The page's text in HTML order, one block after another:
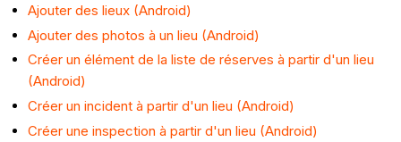
Ajouter des lieux (Android)
Ajouter des photos à un lieu (Android)
Créer un élément de la liste de réserves à partir d'un lieu
(Android)
Créer un incident à partir d'un lieu (Android)
Créer une inspection à partir d'un lieu (Android)